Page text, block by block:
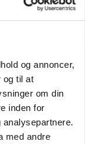
og annoncer,
og til at
om din
inden for
med andre
søges